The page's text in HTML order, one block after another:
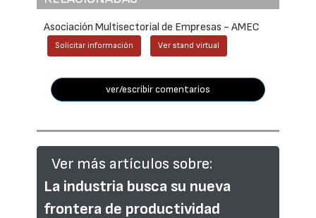
Asociación Multisectorial de Empresas - AMEC
Solicitar información Ver stand virtual
ver/escribir comentarios
Ver más artículos sobre:
La industria busca su nueva
frontera de productividad